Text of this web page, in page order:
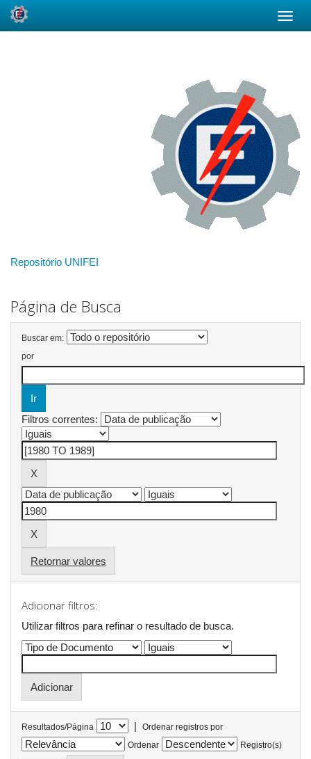
Repositório UNIFEI
Página de Busca
Buscar em:
por
Filtros correntes:
Retornar valores
Adicionar filtros:
Utilizar filtros para refinar o resultado de busca.
Resultados/Página |
Ordenar registros por
Ordenar
Registro(s)